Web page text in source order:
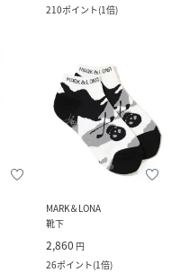
210ポイント(1倍)
MARK＆LONA
靴下
2,860 円
26ポイント(1倍)